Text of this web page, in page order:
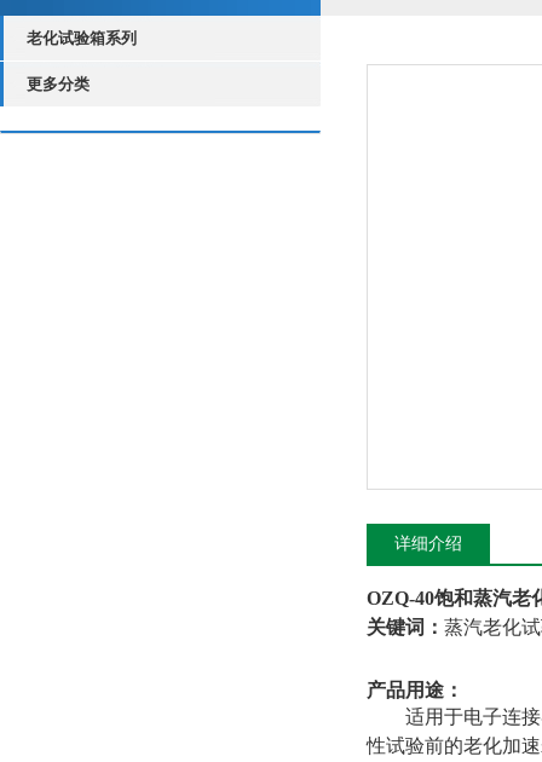
老化试验箱系列
更多分类
详细介绍
OZQ-40饱和蒸汽老
关键词： 蒸汽老化
产品用途：
适用于电子连
性试验前的老化加